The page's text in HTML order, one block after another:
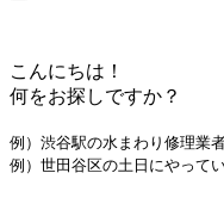
こんにちは！
何をお探しですか？
例）渋谷駅の水まわり修理業
例）世田谷区の土日にやって